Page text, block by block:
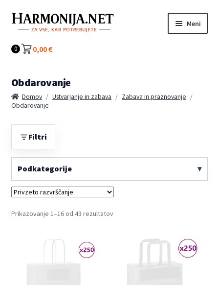
Preskoči
na
navigacijo
Preskoči
na
vsebino
Meni
0 0,00€
Obdarovanje
Domov / Ustvarjanje in zabava / Zabava in praznovanje /
Obdarovanje
Filtri
Podkategorije
Prikazovanje 1–16 od 43 rezultatov